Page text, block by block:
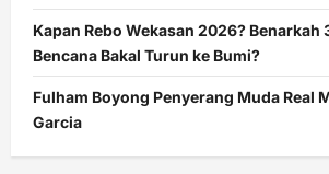
Kapan Rebo Wekasan 2026? Benarkah
Bencana Bakal Turun ke Bumi?
Fulham Boyong Penyerang Muda Real
Garcia